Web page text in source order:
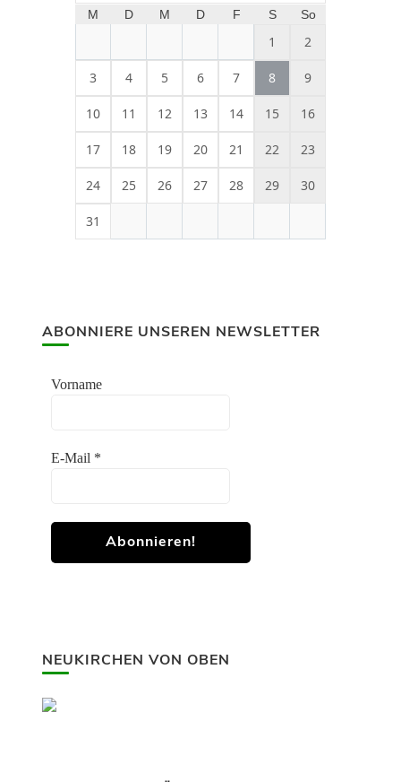
M D M D F S So
1 2
3 4 5 6 7 8 9
10 11 12 13 14 15 16
17 18 19 20 21 22 23
24 25 26 27 28 29 30
31
ABONNIERE UNSEREN NEWSLETTER
Vorname
E-Mail *
NEUKIRCHEN VON OBEN